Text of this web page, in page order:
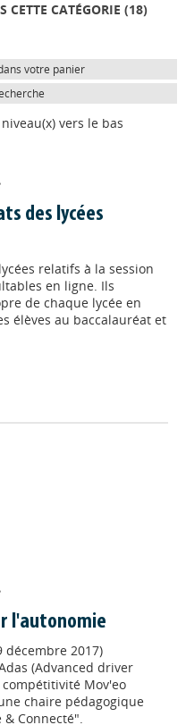
CETTE CATÉGORIE (18)
votre panier
niveau(x) vers le bas
des lycées
relatifs à la session
en ligne. Ils
de chaque lycée en
élèves au baccalauréat et
l'autonomie
décembre 2017)
(Advanced driver
Mov'eo
chaire pédagogique
Connecté".